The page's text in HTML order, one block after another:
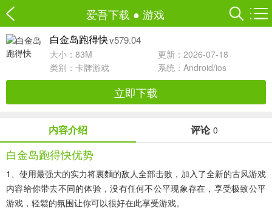
爱吾下载 ● 游戏
白金岛跑得快v579.04
大小：83M
更新：2026-07-18
类别： 卡牌游戏 系统：Android/ios
立即下载
内容介绍 评论 0
白金岛跑得快优势
1、使用最强大的实力将裏麵的敌人全部击败，加入了全新的古风游戏
内容给你带去不同的体验，没有任何不公平现象存在，享受极致公平
游戏，轻鬆的氛围让你可以很好在此享受游戏。